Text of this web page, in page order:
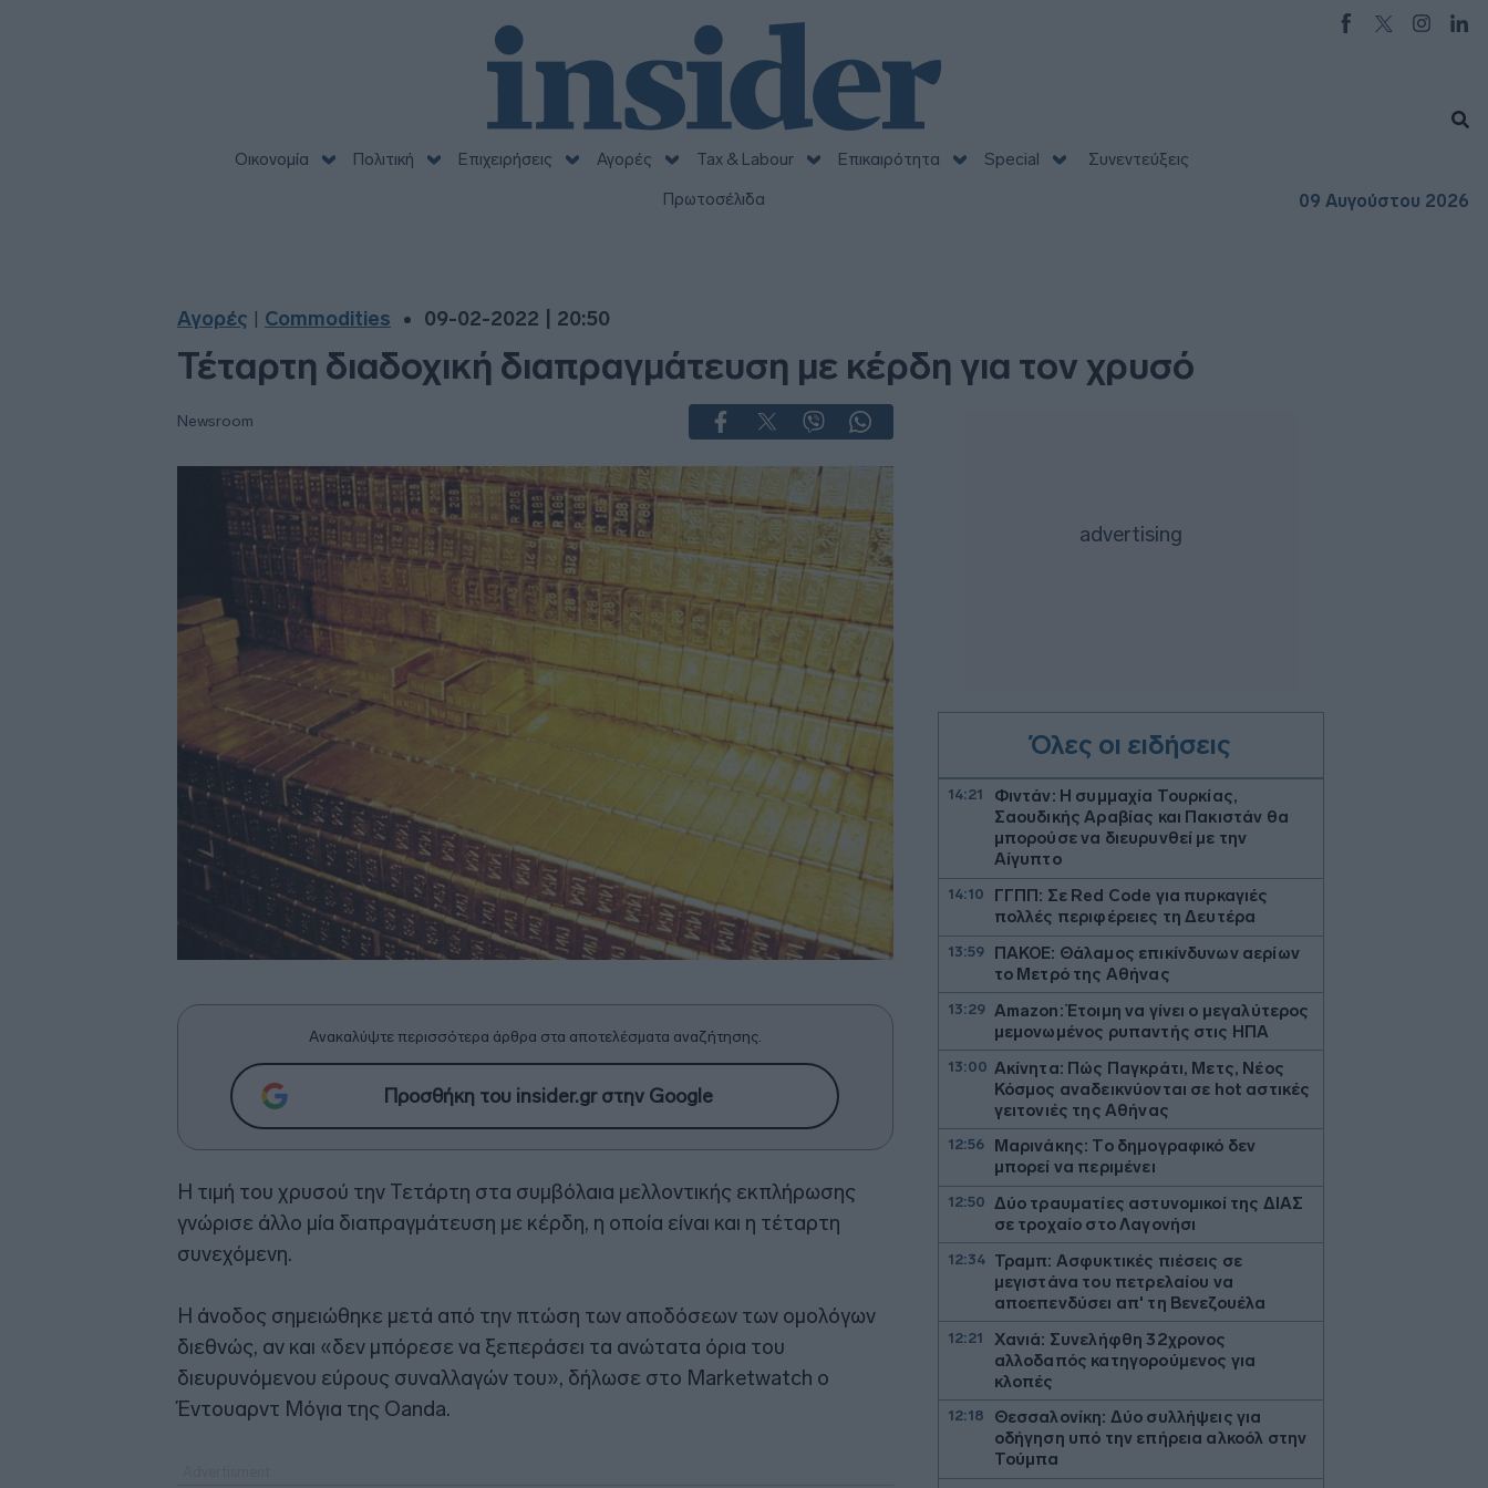
Οικονομία Πολιτική Επιχειρήσεις Αγορές Tax & Labour Επικαιρότητα Special
Συνεντεύξεις
Πρωτοσέλιδα
09 Αυγούστου 2026
Αγορές Commodities 09-02-2022 | 20:50
Τέταρτη διαδοχική διαπραγμάτευση με κέρδη για τον χρυσό
Newsroom
Ανακαλύψτε περισσότερα άρθρα στα αποτελέσματα αναζήτησης.
Προσθήκη του insider.gr στην Google
Η τιμή του χρυσού την Τετάρτη στα συμβόλαια μελλοντικής εκπλήρωσης
γνώρισε άλλο μία διαπραγμάτευση με κέρδη, η οποία είναι και η τέταρτη
συνεχόμενη.
Η άνοδος σημειώθηκε μετά από την πτώση των αποδόσεων των ομολόγων
διεθνώς, αν και «δεν μπόρεσε να ξεπεράσει τα ανώτατα όρια του
διευρυνόμενου εύρους συναλλαγών του», δήλωσε στο Marketwatch ο
Έντουαρντ Μόγια της Oanda.
Όλες οι ειδήσεις
14:21
Φιντάν: Η συμμαχία Τουρκίας,
Σαουδικής Αραβίας και Πακιστάν θα
μπορούσε να διευρυνθεί με την
Αίγυπτο
14:10
ΓΓΠΠ: Σε Red Code για πυρκαγιές
πολλές περιφέρειες τη Δευτέρα
13:59
ΠΑΚΟΕ: Θάλαμος επικίνδυνων αερίων
το Μετρό της Αθήνας
13:29 Amazon: Έτοιμη να γίνει ο μεγαλύτερος
μεμονωμένος ρυπαντής στις ΗΠΑ
13:00 Ακίνητα: Πώς Παγκράτι, Μετς, Νέος
Κόσμος αναδεικνύονται σε hot αστικές
γειτονιές της Αθήνας
12:56
Μαρινάκης: Το δημογραφικό δεν
μπορεί να περιμένει
12:50 Δύο τραυματίες αστυνομικοί της ΔΙΑΣ
σε τροχαίο στο Λαγονήσι
12:34
Τραμπ: Ασφυκτικές πιέσεις σε
μεγιστάνα του πετρελαίου να
αποεπενδύσει απ' τη Βενεζουέλα
12:21
Χανιά: Συνελήφθη 32χρονος
αλλοδαπός κατηγορούμενος για
κλοπές
12:18
Θεσσαλονίκη: Δύο συλλήψεις για
οδήγηση υπό την επήρεια αλκοόλ στην
Τούμπα